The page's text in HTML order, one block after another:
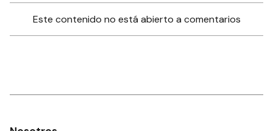
Este contenido no está abierto a comentarios